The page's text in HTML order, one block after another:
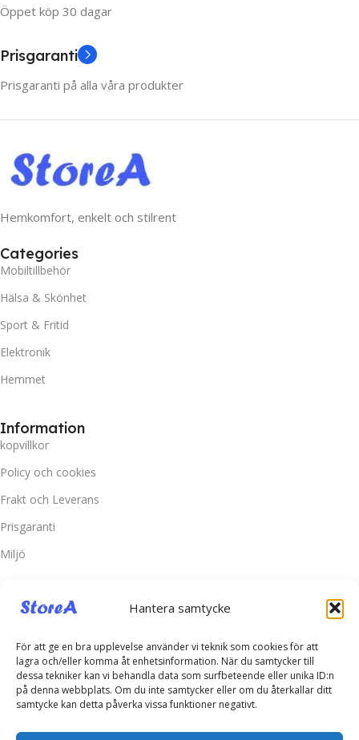
Hantera samtycke
För att ge en bra upplevelse använder vi teknik som cookies för att
lagra och/eller komma åt enhetsinformation. När du samtycker till
dessa tekniker kan vi behandla data som surfbeteende eller unika ID:n
på denna webbplats. Om du inte samtycker eller om du återkallar ditt
samtycke kan detta påverka vissa funktioner negativt.
Öppet köp 30 dagar
Prisgaranti
Prisgaranti på alla våra produkter
Hemkomfort, enkelt och stilrent
Categories
Mobiltillbehör
Hälsa & Skönhet
Sport & Fritid
Elektronik
Hemmet
Information
kopvillkor
Policy och cookies
Frakt och Leverans
Prisgaranti
Miljö
Kundtjänst
Kontakta oss
Retur & Reklamation
Vanliga frågor
Inloggning